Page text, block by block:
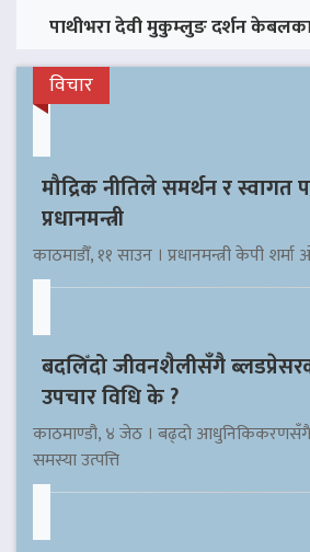
पाथीभरा देवी मुकुम्लुङ दर्शन
विचार
मौद्रिक नीतिले समर्थन र स्वागत
प्रधानमन्त्री
काठमाडौँ, ११ साउन । प्रधानमन्त्री केपी शर्मा
बदलिँदो जीवनशैलीसँगै
उपचार विधि के ?
काठमाण्डौ, ४ जेठ । बढ्दो आधुनिकिकरणसँगै
समस्या उत्पत्ति